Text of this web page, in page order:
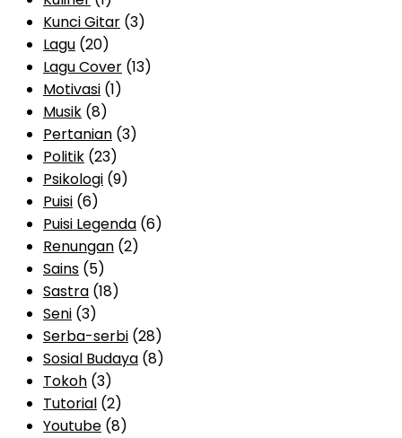
Kunci Gitar (3)
Lagu (20)
Lagu Cover (13)
Motivasi (1)
Musik (8)
Pertanian (3)
Politik (23)
Psikologi (9)
Puisi (6)
Puisi Legenda (6)
Renungan (2)
Sains (5)
Sastra (18)
Seni (3)
Serba-serbi (28)
Sosial Budaya (8)
Tokoh (3)
Tutorial (2)
Youtube (8)